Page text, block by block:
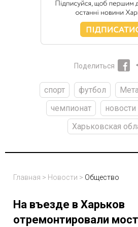
Поделиться
спорт футбол
чемпионат
Харьковская
Главная > Новости > Общество
На въезде в Харьков
отремонтировали мост